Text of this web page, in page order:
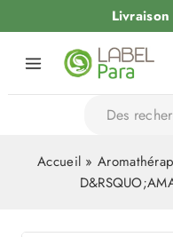
Accueil »